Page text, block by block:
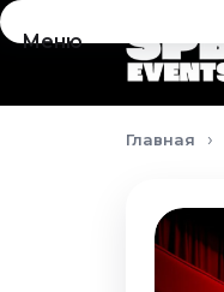
Меню
Концерты
Август 2026Главная